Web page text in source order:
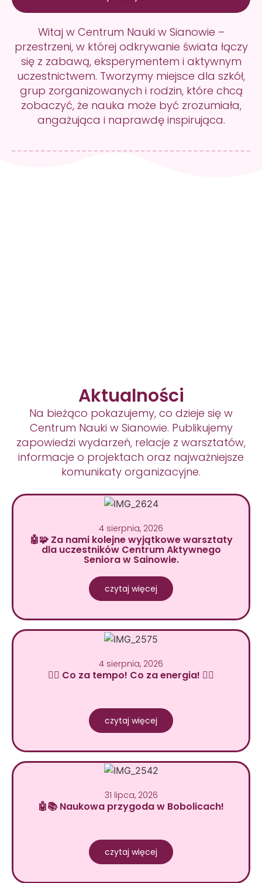
Witaj w Centrum Nauki w Sianowie –
przestrzeni, w której odkrywanie świata łączy
się z zabawą, eksperymentem i aktywnym
uczestnictwem. Tworzymy miejsce dla szkół,
grup zorganizowanych i rodzin, które chcą
zobaczyć, że nauka może być zrozumiała,
angażująca i naprawdę inspirująca.
Aktualności
Na bieżąco pokazujemy, co dzieje się w
Centrum Nauki w Sianowie. Publikujemy
zapowiedzi wydarzeń, relacje z warsztatów,
informacje o projektach oraz najważniejsze
komunikaty organizacyjne.
4 sierpnia, 2026
🤖🧩 Za nami kolejne wyjątkowe warsztaty
dla uczestników Centrum Aktywnego
Seniora w Sainowie.
czytaj więcej
4 sierpnia, 2026
🚴‍♂️ Co za tempo! Co za energia! 🚴‍♀️
czytaj więcej
31 lipca, 2026
🤖📚 Naukowa przygoda w Bobolicach!
czytaj więcej